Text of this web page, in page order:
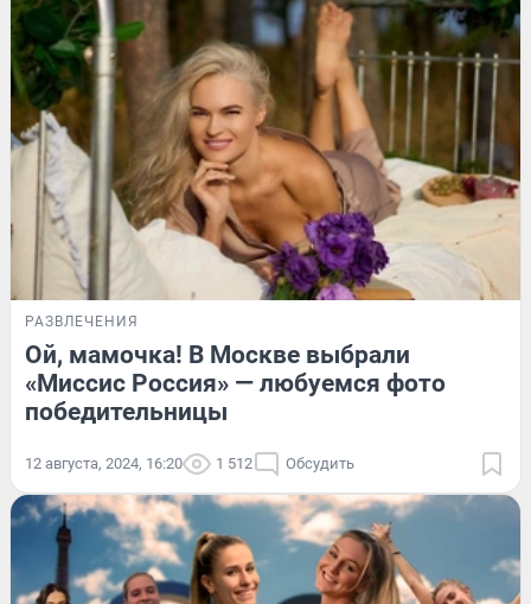
РАЗВЛЕЧЕНИЯ
Ой, мамочка! В Москве выбрали
«Миссис Россия» — любуемся фото
победительницы
12 августа, 2024, 16:20 1 512 Обсудить